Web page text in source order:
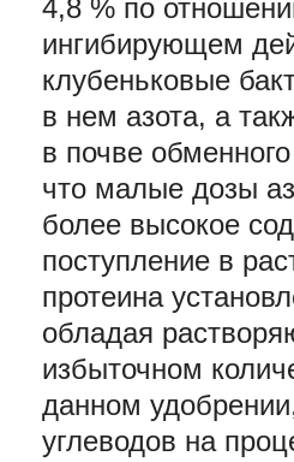
4,8 % по
ингибирующем
клубеньковые
в нем азота, а
в почве
что малые дозы
более высокое
поступление в
протеина
обладая
избыточном
данном
углеводов на